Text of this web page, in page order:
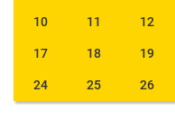
10 11 12
17 18 19
24 25 26